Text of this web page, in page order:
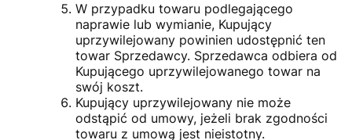
W przypadku towaru podlegającego
naprawie lub wymianie, Kupujący
uprzywilejowany powinien udostępnić ten
towar Sprzedawcy. Sprzedawca odbiera od
Kupującego uprzywilejowanego towar na
swój koszt.
Kupujący uprzywilejowany nie może
odstąpić od umowy, jeżeli brak zgodności
towaru z umową jest nieistotny.